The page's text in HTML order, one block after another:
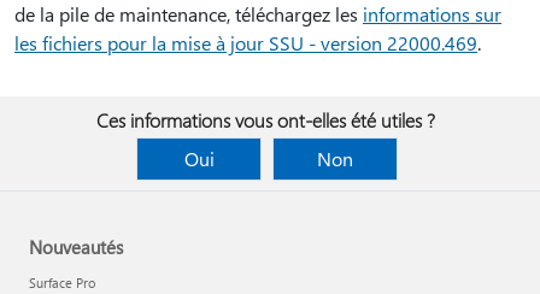
de la pile de maintenance, téléchargez les informations sur
les fichiers pour la mise à jour SSU - version 22000.469.
Ces informations vous ont-elles été utiles ?
Oui
Non
Nouveautés
Surface Pro